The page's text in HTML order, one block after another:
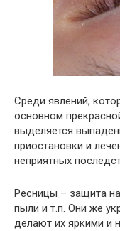
Среди явлений,
основном
выделяется
приостановки и
неприятных
Ресницы – защита
пыли и т.п. Они же
делают их яркими и